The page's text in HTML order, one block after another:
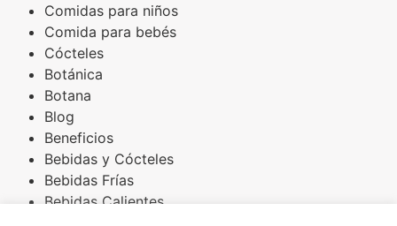
Comidas para niños
Comida para bebés
Cócteles
Botánica
Botana
Blog
Beneficios
Bebidas y Cócteles
Bebidas Frías
Bebidas Calientes